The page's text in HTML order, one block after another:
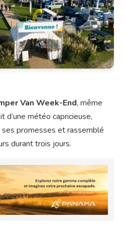
Van Week-End, même
météo capricieuse,
promesses et rassemblé
durant trois jours.